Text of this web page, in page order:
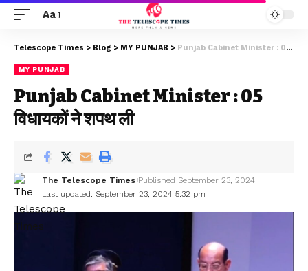
Aa
Telescope Times > Blog > MY PUNJAB > Punjab Cabinet Minister : 05 विधायकों ने शपथ ली
MY PUNJAB
Punjab Cabinet Minister : 05
विधायकों ने शपथ ली
Last updated: September 23, 2024 5:32 pm
The Telescope Times Published September 23, 2024